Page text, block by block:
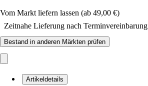
Vom Markt liefern lassen (ab 49,00 €)
Zeitnahe Lieferung nach Terminvereinbarung
Bestand in anderen Märkten prüfen
Artikeldetails